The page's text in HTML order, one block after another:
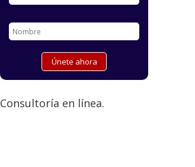
Consultoría en línea.